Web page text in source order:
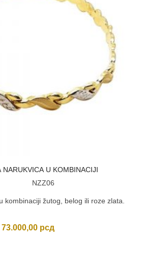
NARUKVICA U KOMBINACIJI
NZZ06
kombinaciji žutog, belog ili roze zlata.
73.000,00 рсд